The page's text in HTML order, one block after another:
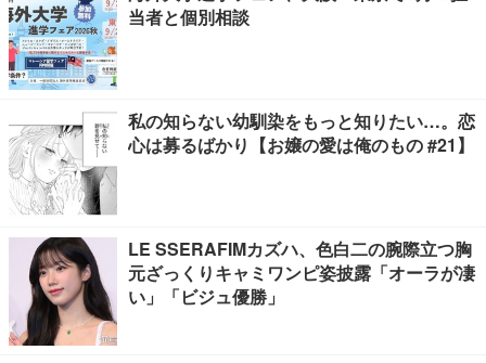
当者と個別相談
私の知らない幼馴染をもっと知りたい…。恋
心は募るばかり【お嬢の愛は俺のもの #21】
LE SSERAFIMカズハ、色白二の腕際立つ胸
元ざっくりキャミワンピ姿披露「オーラが凄
い」「ビジュ優勝」